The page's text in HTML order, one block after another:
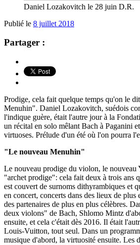
Daniel Lozakovitch le 28 juin D.R.
Publié le 8 juillet 2018
Partager :
Prodige, cela fait quelque temps qu'on le
Menuhin". Daniel Lozakovitch, suédois
l'indique guère, était l'autre jour à la
un récital en solo mêlant Bach à Paganini
virtuoses. Prélude d'un été où l'on pourra
"Le nouveau Menuhin"
Le nouveau prodige du violon, le nouveau
"archet prodige": cela fait deux à trois ans
est couvert de surnoms dithyrambiques et
en concert, concerts dans des lieux de plus
des partenaires de plus en plus célèbres.
deux violons" de Bach, Shlomo Mintz
ensuite, et cela c'était dès 2016. Il était
Louis-Vuitton, tout seul. Dans un
musique d'abord, la virtuosité ensuite. Les